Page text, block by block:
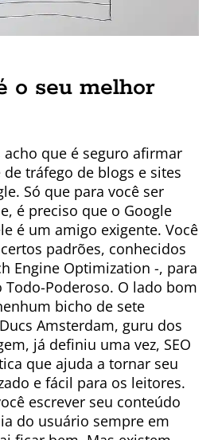
o seu melhor
acho que é seguro afirmar
tráfego de blogs e sites
Só que para você ser
é preciso que o Google
é um amigo exigente. Você
padrões, conhecidos
Engine Optimization -, para
Todo-Poderoso. O lado bom
bicho de sete
Amsterdam, guru dos
já definiu uma vez, SEO
que ajuda a tornar seu
e fácil para os leitores.
escrever seu conteúdo
do usuário sempre em